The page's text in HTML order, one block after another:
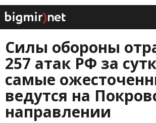
Силы обороны
257 атак РФ за
самые
ведутся на
направлении